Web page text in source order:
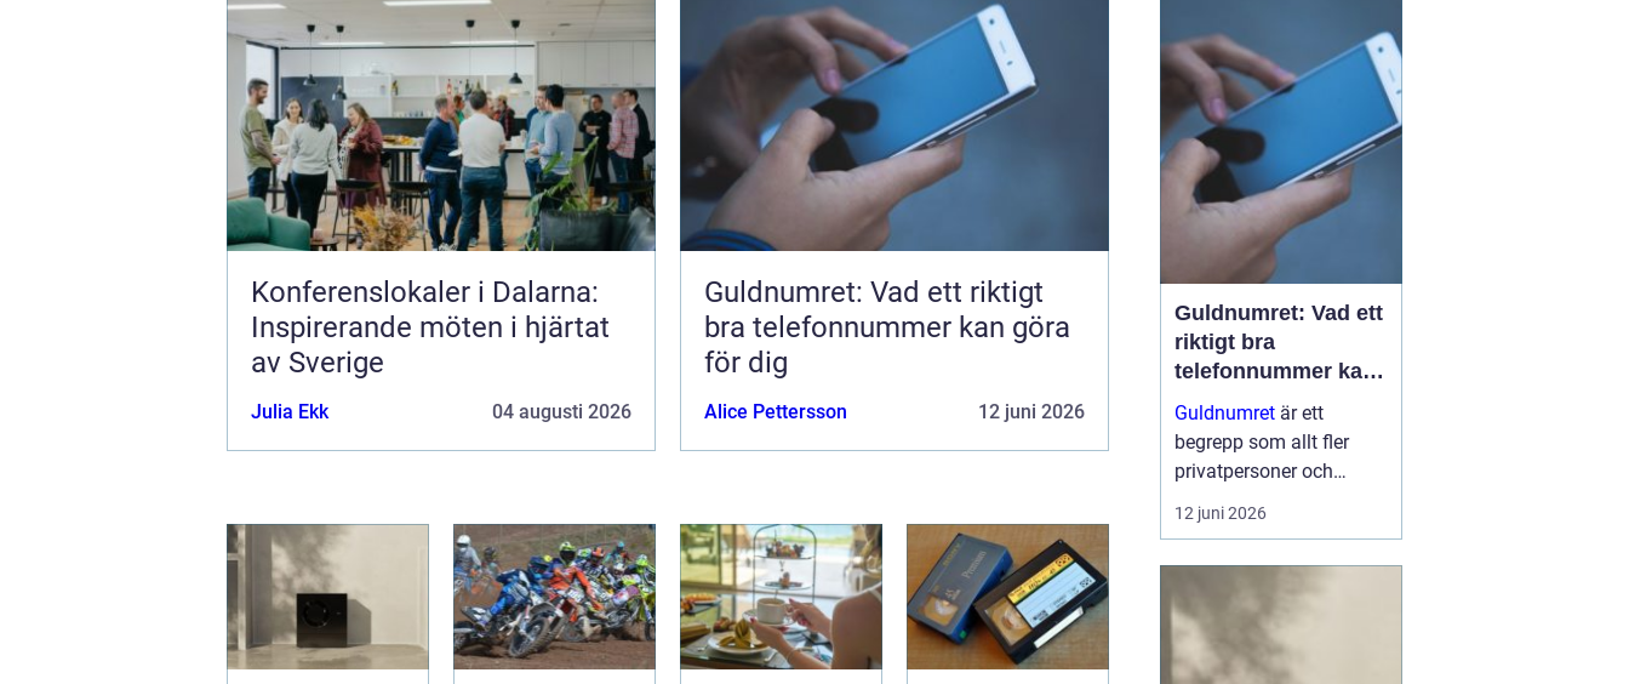
Konferenslokaler i Dalarna:
Inspirerande möten i hjärtat
av Sverige
Julia Ekk 04 augusti 2026
Guldnumret: Vad ett riktigt
bra telefonnummer kan göra
för dig
Alice Pettersson 12 juni 2026
lockar med storslagen
natur, tydliga årstider o...
Guldnumret: Vad ett
riktigt bra
telefonnummer kan
göra för dig
Guldnumret är ett
begrepp som allt fler
privatpersoner och
företag får upp ögonen
för när de vill sticka ut,
vardagstelefoni. Genom
tjänste...
12 juni 2026